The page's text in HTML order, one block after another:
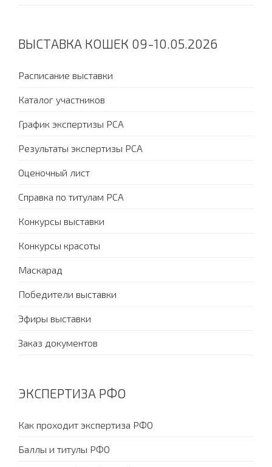
ВЫСТАВКА КОШЕК 09-10.05.2026
Расписание выставки
Каталог участников
График экспертизы PCA
Результаты экспертизы PCA
Оценочный лист
Справка по титулам PCA
Конкурсы выставки
Конкурсы красоты
Маскарад
Победители выставки
Эфиры выставки
Заказ документов
ЭКСПЕРТИЗА РФО
Как проходит экспертиза РФО
Баллы и титулы РФО